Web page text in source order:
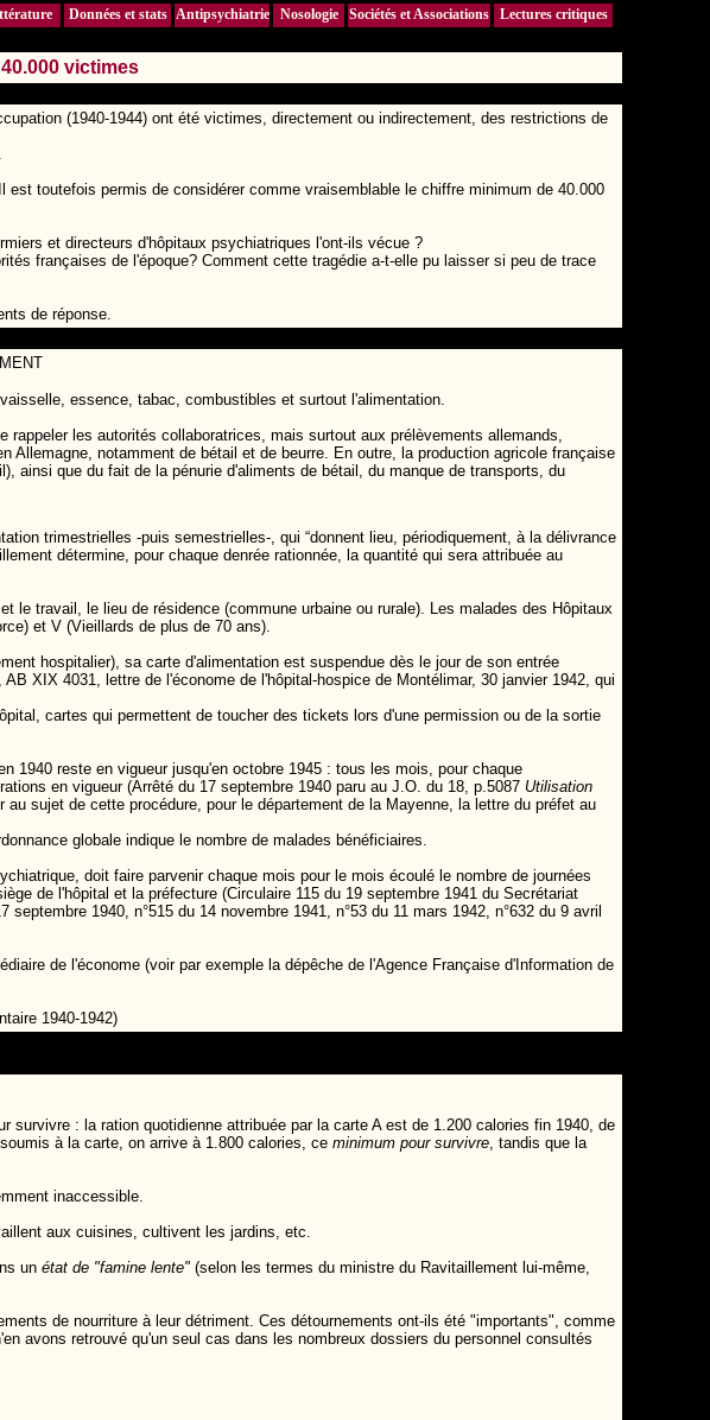
victimes
(1940-1944) ont été victimes, directement ou indirectement, des restrictions de
toutefois permis de considérer comme vraisemblable le chiffre minimum de 40.000
et directeurs d'hôpitaux psychiatriques l'ont-ils vécue ?
françaises de l'époque? Comment cette tragédie a-t-elle pu laisser si peu de trace
de réponse.
essence, tabac, combustibles et surtout l'alimentation.
les autorités collaboratrices, mais surtout aux prélèvements allemands,
Allemagne, notamment de bétail et de beurre. En outre, la production agricole française
ainsi que du fait de la pénurie d'aliments de bétail, du manque de transports, du
trimestrielles -puis semestrielles-, qui “donnent lieu, périodiquement, à la délivrance
détermine, pour chaque denrée rationnée, la quantité qui sera attribuée au
le travail, le lieu de résidence (commune urbaine ou rurale). Les malades des Hôpitaux
et V (Vieillards de plus de 70 ans).
hospitalier), sa carte d'alimentation est suspendue dès le jour de son entrée
XIX 4031, lettre de l'économe de l'hôpital-hospice de Montélimar, 30 janvier 1942, qui
cartes qui permettent de toucher des tickets lors d'une permission ou de la sortie
1940 reste en vigueur jusqu'en octobre 1945 : tous les mois, pour chaque
en vigueur (Arrêté du 17 septembre 1940 paru au J.O. du 18, p.5087 Utilisation
au sujet de cette procédure, pour le département de la Mayenne, la lettre du préfet au
globale indique le nombre de malades bénéficiaires.
doit faire parvenir chaque mois pour le mois écoulé le nombre de journées
de l'hôpital et la préfecture (Circulaire 115 du 19 septembre 1941 du Secrétariat
1940, n°515 du 14 novembre 1941, n°53 du 11 mars 1942, n°632 du 9 avril
de l'économe (voir par exemple la dépêche de l'Agence Française d'Information de
1940-1942)
: la ration quotidienne attribuée par la carte A est de 1.200 calories fin 1940, de
à la carte, on arrive à 1.800 calories, ce minimum pour survivre, tandis que la
inaccessible.
aux cuisines, cultivent les jardins, etc.
un état de "famine lente"(selon les termes du ministre du Ravitaillement lui-même,
de nourriture à leur détriment. Ces détournements ont-ils été "importants", comme
avons retrouvé qu'un seul cas dans les nombreux dossiers du personnel consultés
Données et stats Antipsychiatrie Nosologie Sociétés et Associations Lectures critiques